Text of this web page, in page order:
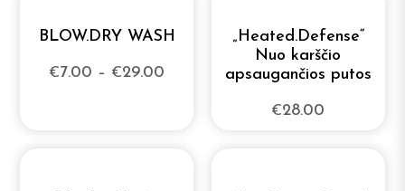
BLOW.DRY WASH
€7.00 – €29.00
„Heated.Defense“
Nuo karščio
apsaugančios putos
€28.00
Kūno priežiūra
Problema